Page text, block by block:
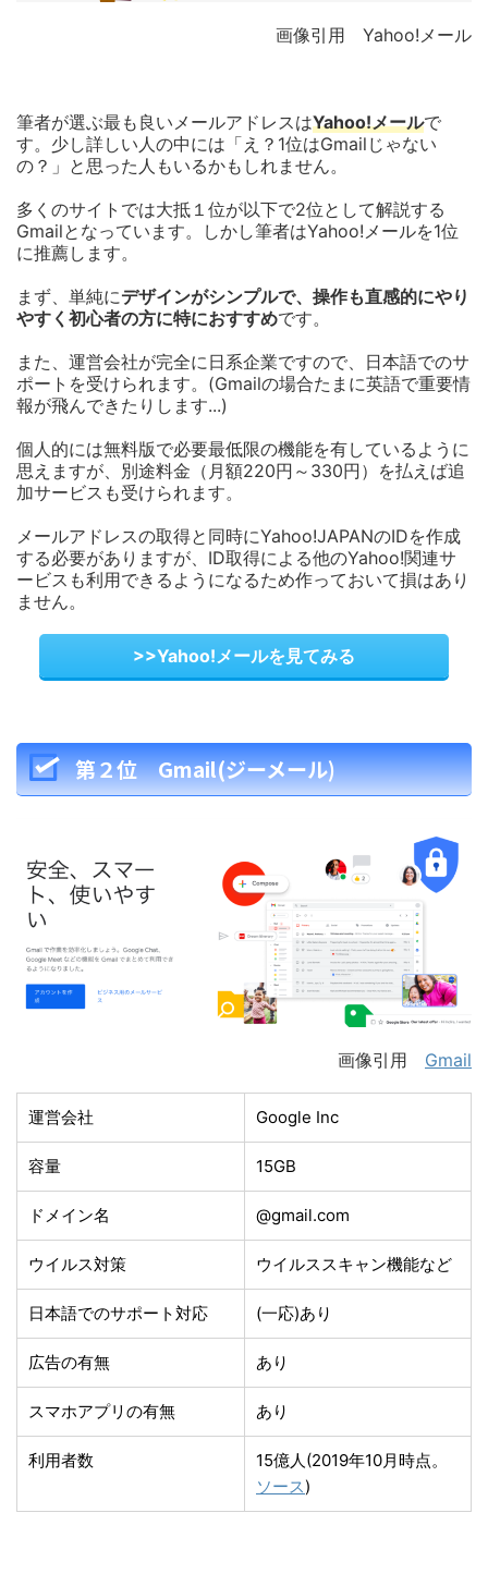
画像引用 Yahoo!メール
筆者が選ぶ最も良いメールアドレスはYahoo!メールで
す。少し詳しい人の中には「え？1位はGmailじゃない
の？」と思った人もいるかもしれません。
多くのサイトでは大抵１位が以下で2位として解説する
Gmailとなっています。しかし筆者はYahoo!メールを1位
に推薦します。
まず、単純にデザインがシンプルで、操作も直感的にやり
やすく初心者の方に特におすすめです。
また、運営会社が完全に日系企業ですので、日本語でのサ
ポートを受けられます。(Gmailの場合たまに英語で重要情
報が飛んできたりします...)
個人的には無料版で必要最低限の機能を有しているように
思えますが、別途料金（月額220円～330円）を払えば追
加サービスも受けられます。
メールアドレスの取得と同時にYahoo!JAPANのIDを作成
する必要がありますが、ID取得による他のYahoo!関連サ
ービスも利用できるようになるため作っておいて損はあり
ません。
>>Yahoo!メールを見てみる
第２位 Gmail(ジーメール)
画像引用 Gmail
運営会社 Google Inc
容量 15GB
ドメイン名 @gmail.com
ウイルス対策 ウイルススキャン機能など
日本語でのサポート対応 (一応)あり
広告の有無 あり
スマホアプリの有無 あり
利用者数
15億人(2019年10月時点。
ソース)